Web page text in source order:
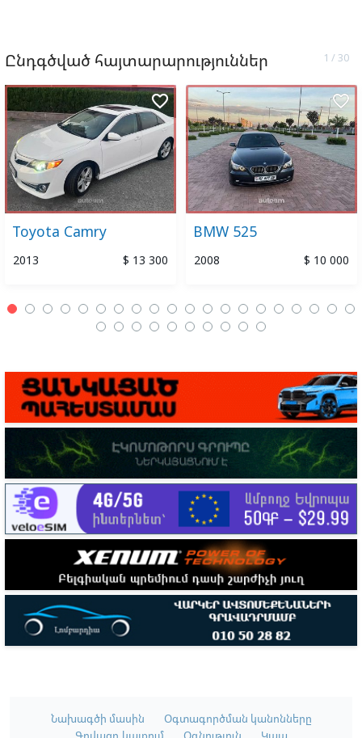
Ընդգծված հայտարարություններ
Toyota Camry
2013 $ 13 300
favorite_border
BMW 525
2008 $ 10 000
favorite_border
Նախագծի մասին
Օգտագործման կանոնները